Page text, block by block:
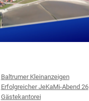
Baltrumer Kleinanzeigen
Erfolgreicher JeKaMi-Abend 26
Gästekantorei